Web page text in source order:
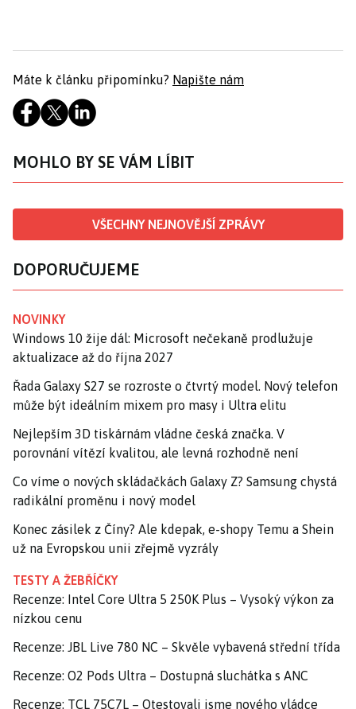
Máte k článku připomínku? Napište nám
MOHLO BY SE VÁM LÍBIT
VŠECHNY NEJNOVĚJŠÍ ZPRÁVY
DOPORUČUJEME
NOVINKY
Windows 10 žije dál: Microsoft nečekaně prodlužuje
aktualizace až do října 2027
Řada Galaxy S27 se rozroste o čtvrtý model. Nový telefon
může být ideálním mixem pro masy i Ultra elitu
Nejlepším 3D tiskárnám vládne česká značka. V
porovnání vítězí kvalitou, ale levná rozhodně není
Co víme o nových skládačkách Galaxy Z? Samsung chystá
radikální proměnu i nový model
Konec zásilek z Číny? Ale kdepak, e-shopy Temu a Shein
už na Evropskou unii zřejmě vyzrály
TESTY A ŽEBŘÍČKY
Recenze: Intel Core Ultra 5 250K Plus – Vysoký výkon za
nízkou cenu
Recenze: JBL Live 780 NC – Skvěle vybavená střední třída
Recenze: O2 Pods Ultra – Dostupná sluchátka s ANC
Recenze: TCL 75C7L – Otestovali jsme nového vládce